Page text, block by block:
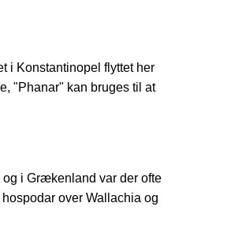
i Konstantinopel flyttet her
"Phanar" kan bruges til at
og i Grækenland var der ofte
over Wallachia og